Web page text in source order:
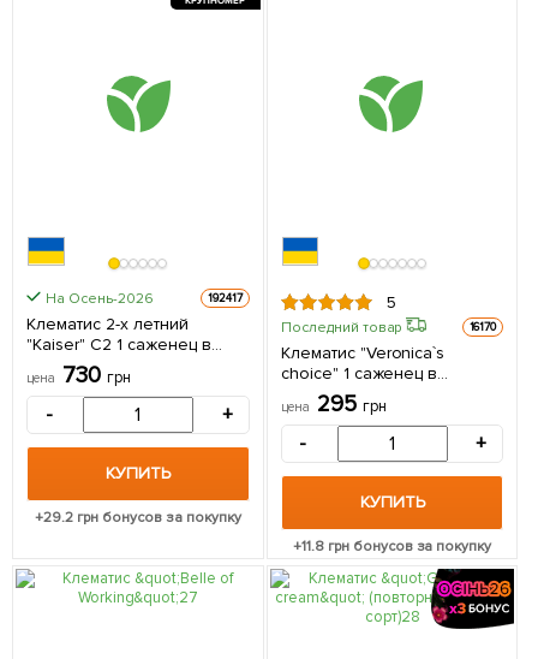
На Осень-2026 192417
Клематис 2-х летний
"Kaiser" С2 1 саженец в
упаковке
цена 730 грн
- +
КУПИТЬ
+29.2 грн бонусов за покупку
5
Последний товар 16170
Клематис "Veronica`s
choice" 1 саженец в
упаковке
цена 295 грн
- +
КУПИТЬ
+11.8грн бонусов за покупку